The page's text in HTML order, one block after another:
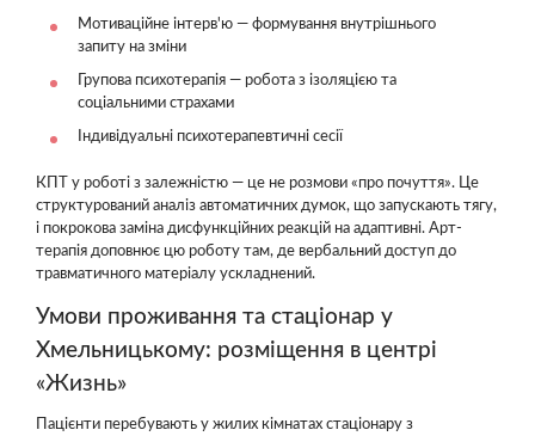
Мотиваційне інтерв'ю — формування внутрішнього
запиту на зміни
Групова психотерапія — робота з ізоляцією та
соціальними страхами
Індивідуальні психотерапевтичні сесії
КПТ у роботі з залежністю — це не розмови «про почуття». Це
структурований аналіз автоматичних думок, що запускають тягу,
і покрокова заміна дисфункційних реакцій на адаптивні. Арт-
терапія доповнює цю роботу там, де вербальний доступ до
травматичного матеріалу ускладнений.
Умови проживання та стаціонар у
Хмельницькому: розміщення в центрі
«Жизнь»
Пацієнти перебувають у жилих кімнатах стаціонару з